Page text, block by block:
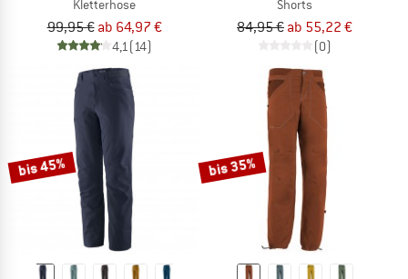
Kletterhose
99,95 € ab 64,97 €
4,1 (14)
Shorts
84,95 € ab 55,22 €
(0)
bis 45% bis 35%